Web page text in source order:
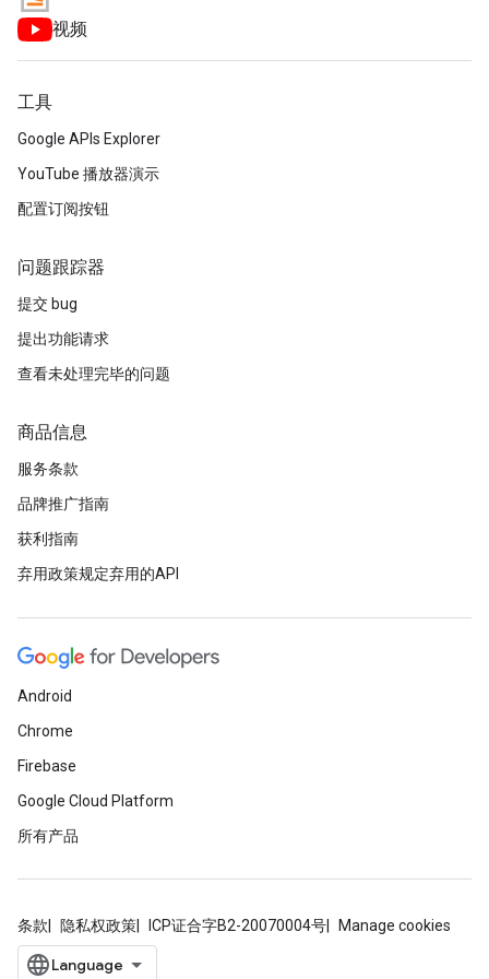
视频
工具
Google APIs Explorer
YouTube 播放器演示
配置订阅按钮
问题跟踪器
提交 bug
提出功能请求
查看未处理完毕的问题
商品信息
服务条款
品牌推广指南
获利指南
弃用政策规定弃用的API
Android
Chrome
Firebase
Google Cloud Platform
所有产品
条款 隐私权政策 ICP证合字B2-20070004号 Manage cookies